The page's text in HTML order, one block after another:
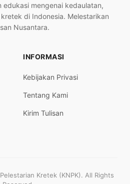
edukasi mengenai kedaulatan,
di Indonesia. Melestarikan
Nusantara.
INFORMASI
Kebijakan Privasi
Tentang Kami
Kirim Tulisan
Kretek (KNPK). All Rights